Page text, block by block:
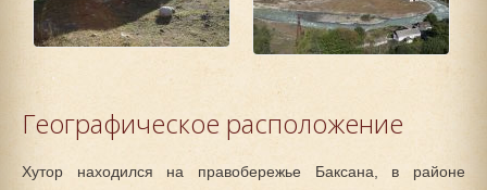
Географическое расположение
Хутор находился на правобережье Баксана, в районе